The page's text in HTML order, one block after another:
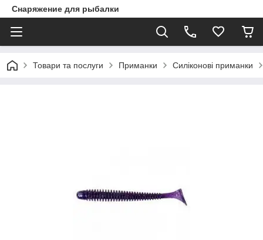
Снаряжение для рыбалки
Товари та послуги Приманки Силіконові приманки